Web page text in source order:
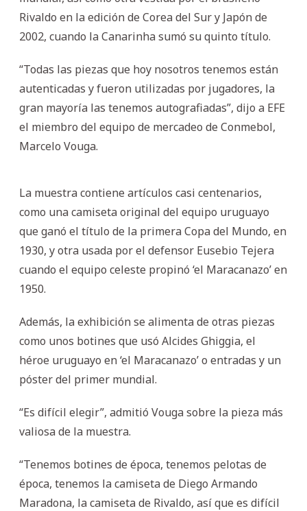
Rivaldo en la edición de Corea del Sur y Japón de
2002, cuando la Canarinha sumó su quinto título.
“Todas las piezas que hoy nosotros tenemos están
autenticadas y fueron utilizadas por jugadores, la
gran mayoría las tenemos autografiadas”, dijo a EFE
el miembro del equipo de mercadeo de Conmebol,
Marcelo Vouga.
La muestra contiene artículos casi centenarios,
como una camiseta original del equipo uruguayo
que ganó el título de la primera Copa del Mundo, en
1930, y otra usada por el defensor Eusebio Tejera
cuando el equipo celeste propinó ‘el Maracanazo’ en
1950.
Además, la exhibición se alimenta de otras piezas
como unos botines que usó Alcides Ghiggia, el
héroe uruguayo en ‘el Maracanazo’ o entradas y un
póster del primer mundial.
“Es difícil elegir”, admitió Vouga sobre la pieza más
valiosa de la muestra.
“Tenemos botines de época, tenemos pelotas de
época, tenemos la camiseta de Diego Armando
Maradona, la camiseta de Rivaldo, así que es difícil